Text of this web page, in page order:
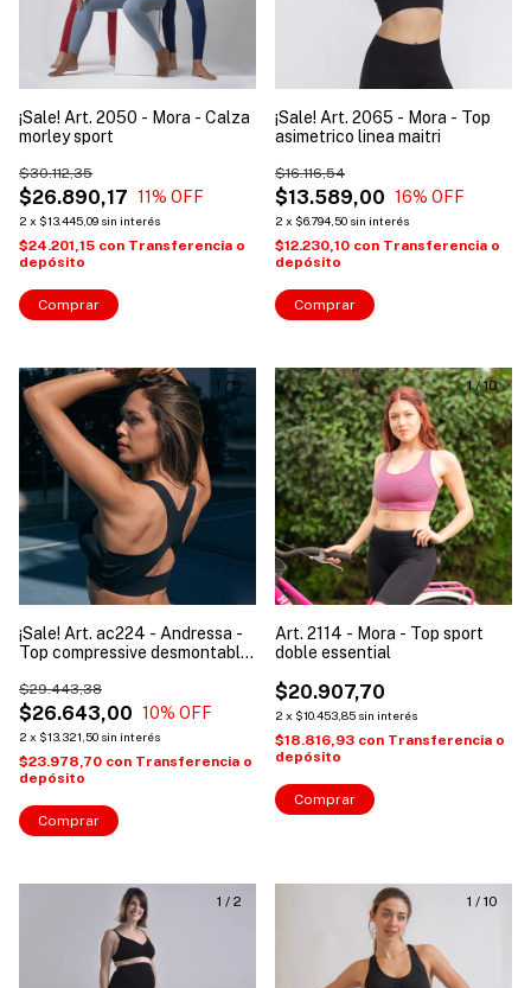
¡Sale! Art. 2050 - Mora - Calza
morley sport
$26.890,17
$30.112,35
11% OFF
2 x $13.445,09 sin interés
$24.201,15 con Transferencia o
depósito
Comprar
¡Sale! Art. 2065 - Mora - Top
asimetrico linea maitri
$13.589,00
$16.116,54
16% OFF
2 x $6.794,50 sin interés
$12.230,10 con Transferencia o
depósito
Comprar
1 /5
¡Sale! Art. ac224 - Andressa -
Top compressive desmontable
$26.643,00
$29.443,38
10% OFF
2 x $13.321,50 sin interés
$23.978,70 con Transferencia o
depósito
Comprar
1/10
Art. 2114 - Mora - Top sport
doble essential
$20.907,70
2 x $10.453,85 sin interés
$18.816,93 con Transferencia o
depósito
Comprar
1 / 2 1 / 10